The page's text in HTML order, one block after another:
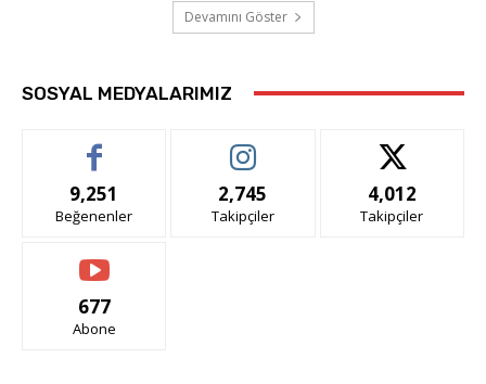
Devamını Göster
SOSYAL MEDYALARIMIZ
9,251
Beğenenler
2,745
Takipçiler
4,012
Takipçiler
677
Abone